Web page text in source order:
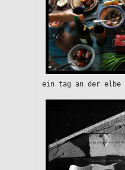
ein tag an der elbe